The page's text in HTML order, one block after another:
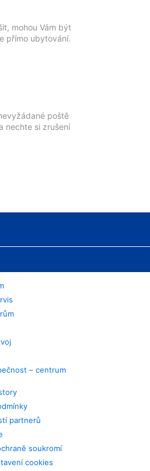
mohou Vám být
přímo ubytování.
poště
nechte si zrušení
– centrum
partnerů
soukromí
cookies